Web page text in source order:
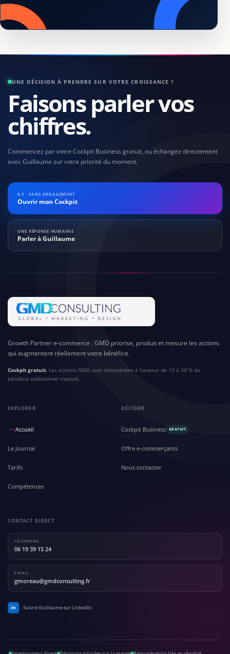
UNE DÉCISION À PRENDRE SUR VOTRE CROISSANCE ?
Faisons parler vos
chiffres.
Commencez par votre Cockpit Business gratuit, ou échangez directement
avec Guillaume sur votre priorité du moment.
0 € · SANS ENGAGEMENT
Ouvrir mon Cockpit
UNE RÉPONSE HUMAINE
Parler à Guillaume
Growth Partner e-commerce : GMD priorise, produit et mesure les actions
qui augmentent réellement votre bénéfice.
Cockpit gratuit. Les actions GMD sont rémunérées à hauteur de 10 à 30 % du
bénéfice additionnel mesuré.
EXPLORER
Accueil
Le Journal
Tarifs
Compétences
DÉCIDER
Cockpit Business GRATUIT
Offre e-commerçants
Nous contacter
CONTACT DIRECT
TÉLÉPHONE
06 19 39 15 24
E-MAIL
gmoreau@gmdconsulting.fr
in Suivre Guillaume sur LinkedIn